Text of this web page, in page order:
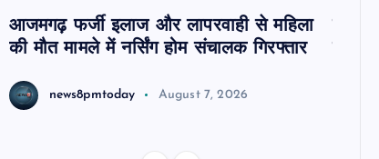
आजमगढ़ फर्जी इलाज और लापरवाही से महिला
की मौत मामले में नर्सिंग होम संचालक गिरफ्तार
news8pmtoday August 7, 2026
दवा
इंतजार